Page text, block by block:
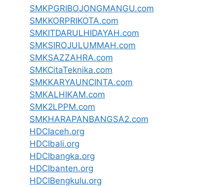
SMKPGRIBOJONGMANGU.com
SMKKORPRIKOTA.com
SMKITDARULHIDAYAH.com
SMKSIROJULUMMAH.com
SMKSAZZAHRA.com
SMKCitaTeknika.com
SMKKARYAUNCINTA.com
SMKALHIKAM.com
SMK2LPPM.com
SMKHARAPANBANGSA2.com
HDCIaceh.org
HDCIbali.org
HDCIbangka.org
HDCIbanten.org
HDCIBengkulu.org